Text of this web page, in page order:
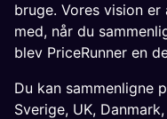
bruge. Vores vision
med, når du
blev PriceRunner en
Du kan sammenligne
Sverige, UK, Danmark,